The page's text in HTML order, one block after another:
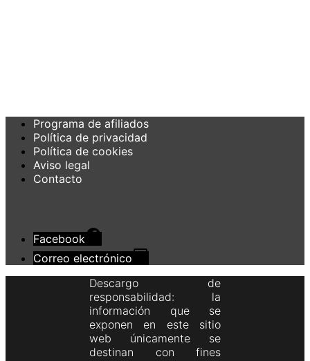
Programa de afiliados
Política de privacidad
Política de cookies
Aviso legal
Contacto
Facebook
Correo electrónico
Descargo de
responsabilidad: la
información que se
exponen en este sitio
web únicamente se
destinan con fines